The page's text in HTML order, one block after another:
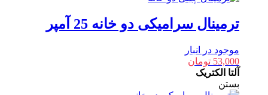
ترمینال سرامیکی دو خانه 25 آمپر
موجود در انبار
53,000 تومان
آلتا الکتریک
بستن